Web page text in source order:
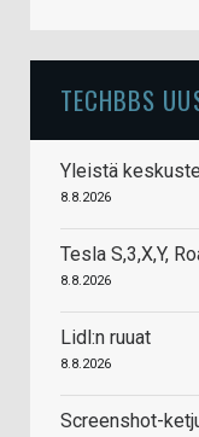
TECHBBS
Yleistä
8.8.2026
Tesla S,3,X,Y,
8.8.2026
Lidl:n ruuat
8.8.2026
Screenshot-